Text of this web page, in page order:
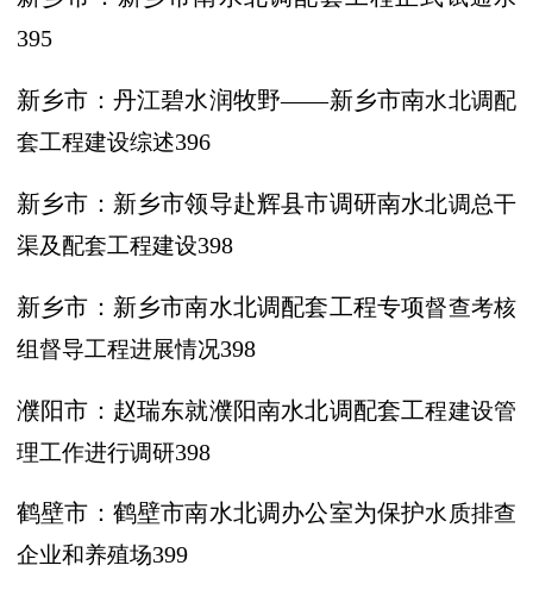
395
新乡市：丹江碧水润牧野——新乡市南水北调配
套工程建设综述396
新乡市：新乡市领导赴辉县市调研南水北调总干
渠及配套工程建设398
新乡市：新乡市南水北调配套工程专项督查考核
组督导工程进展情况398
濮阳市：赵瑞东就濮阳南水北调配套工程建设管
理工作进行调研398
鹤壁市：鹤壁市南水北调办公室为保护水质排查
企业和养殖场399